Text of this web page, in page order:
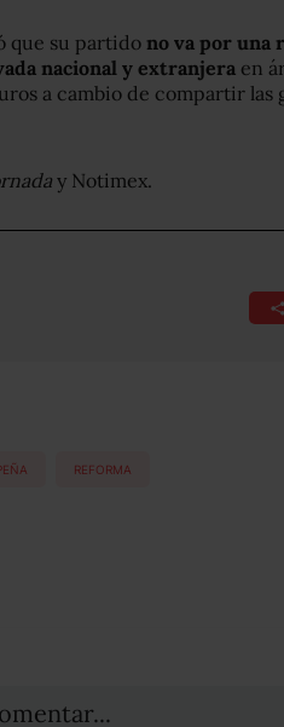
que su partido no va por una
nacional y extranjera en
a cambio de compartir las
y Notimex.
REFORMA